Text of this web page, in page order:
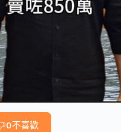
0不喜歡